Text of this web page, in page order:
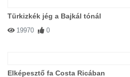
Türkizkék jég a Bajkál tónál
19970 0
Elképesztő fa Costa Ricában